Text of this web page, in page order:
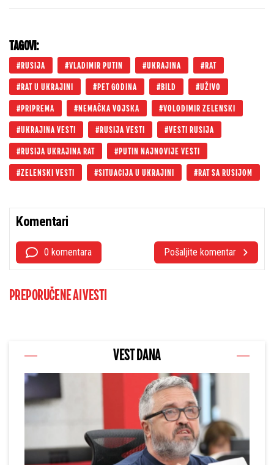
službe došle do zastrašujućih informacija
TAGOVI:
RUSIJA VLADIMIR PUTIN UKRAJINA RAT
RAT U UKRAJINI PET GODINA BILD UŽIVO
PRIPREMA NEMAČKA VOJSKA VOLODIMIR ZELENSKI
UKRAJINA VESTI RUSIJA VESTI VESTI RUSIJA
RUSIJA UKRAJINA RAT PUTIN NAJNOVIJE VESTI
ZELENSKI VESTI SITUACIJA U UKRAJINI RAT SA RUSIJOM
Komentari
0 komentara Pošaljite komentar
PREPORUČENE AI VESTI
VEST DANA